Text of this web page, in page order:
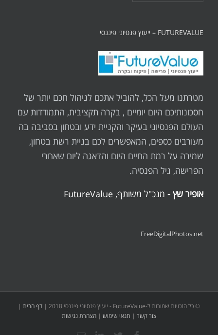
FUTUREVALUE – ייעוץ פנסיוני פיננסי
מטרתנו מעל הכל, להוביל אתכם לניהול חכם יותר של
חסכונותיכם היום יומיים , בקרה תקציבית, התמודדות עם
העולם הפנסיוני בעיקר והקניית ידע ובטחון בסביבה בה
מעורבים כספים, המאפשרים לכם בניית רשת בטחון,
שמירה על רמת החיים היום והדאגה ליום שאחרי
הפרישה, גיל הפנסיה.
אופיר שץ - מנכ"ל משותף, FutureValue
FreeDigitalPhotos.net
© כל הזכויות שמורות ל-FutureValue - ייעוץ פנסיוני פיננסי 2018 | דף הבית |
צור קשר | תנאי שימוש |הצהרת נגישות